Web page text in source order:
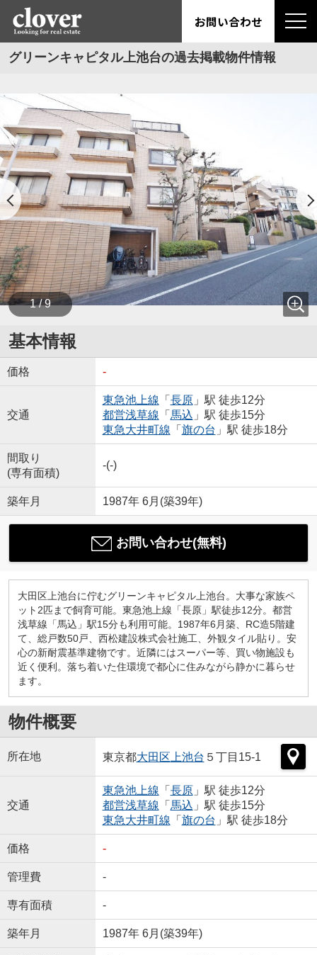
お問い合わせ
グリーンキャピタル上池台の過去掲載物件情報
1 / 9
基本情報
価格 -
交通
東急池上線 「 長原」駅 徒歩12分
都営浅草線 「 馬込 」駅 徒歩15分
東急大井町線 「 旗の台 」駅 徒歩18分
間取り
(専有面積)
-(-)
築年月 1987年 6月(築39年)
お問い合わせ(無料)
大田区上池台に佇むグリーンキャピタル上池台。大事な家族ペ
ット2匹まで飼育可能。東急池上線「長原」駅徒歩12分。都営
浅草線「馬込」駅15分も利用可能。1987年6月築、RC造5階建
て、総戸数50戸、西松建設株式会社施工、外観タイル貼り。安
心の新耐震基準建物です。近隣にはスーパー等、買い物施設も
近く便利。落ち着いた住環境で都心に住みながら静かに暮らせ
ます。
物件概要
所在地 東京都大田区 上池台 ５丁目15-1
交通
東急池上線 「 長原」駅 徒歩12分
都営浅草線 「 馬込 」駅 徒歩15分
東急大井町線 「 旗の台 」駅 徒歩18分
価格 -
管理費 -
専有面積 -
築年月 1987年 6月(築39年)